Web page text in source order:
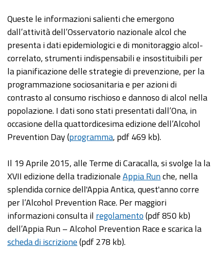
Queste le informazioni salienti che emergono
dall’attività dell’Osservatorio nazionale alcol che
presenta i dati epidemiologici e di monitoraggio alcol-
correlato, strumenti indispensabili e insostituibili per
la pianificazione delle strategie di prevenzione, per la
programmazione sociosanitaria e per azioni di
contrasto al consumo rischioso e dannoso di alcol nella
popolazione. I dati sono stati presentati dall’Ona, in
occasione della quattordicesima edizione dell’Alcohol
Prevention Day (programma, pdf 469 kb).
Il 19 Aprile 2015, alle Terme di Caracalla, si svolge la la
XVII edizione della tradizionaleAppia Runche, nella
splendida cornice dell'Appia Antica, quest'anno corre
per l’Alcohol Prevention Race. Per maggiori
informazioni consulta il regolamento(pdf 850 kb)
dell’Appia Run – Alcohol Prevention Race e scarica la
scheda di iscrizione(pdf 278 kb).